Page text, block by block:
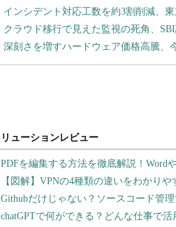
インシデント対応工数を約3割削減、
クラウド移行で見えた監視の死角、
深刻さを増すハードウェア価格高騰、
PDFを編集する方法を徹底解説！Word
【図解】VPNの4種類の違いをわかり
Githubだけじゃない？ソースコード管
chatGPTで何ができる？どんな仕事で